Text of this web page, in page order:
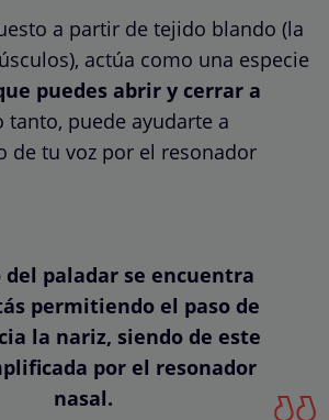
a partir de tejido blando (la
actúa como una especie
puedes abrir y cerrar a
tanto, puede ayudarte a
de tu voz por el resonador
del paladar se encuentra
permitiendo el paso de
la nariz, siendo de este
por el resonador
nasal.